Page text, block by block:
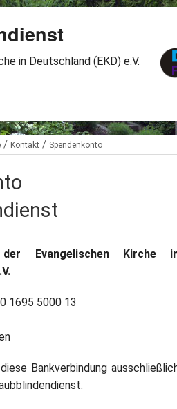
in Deutschland (EKD) e.V.
/ Kontakt / Spendenkonto
der Evangelischen Kirche
1695 5000 13
Bankverbindung